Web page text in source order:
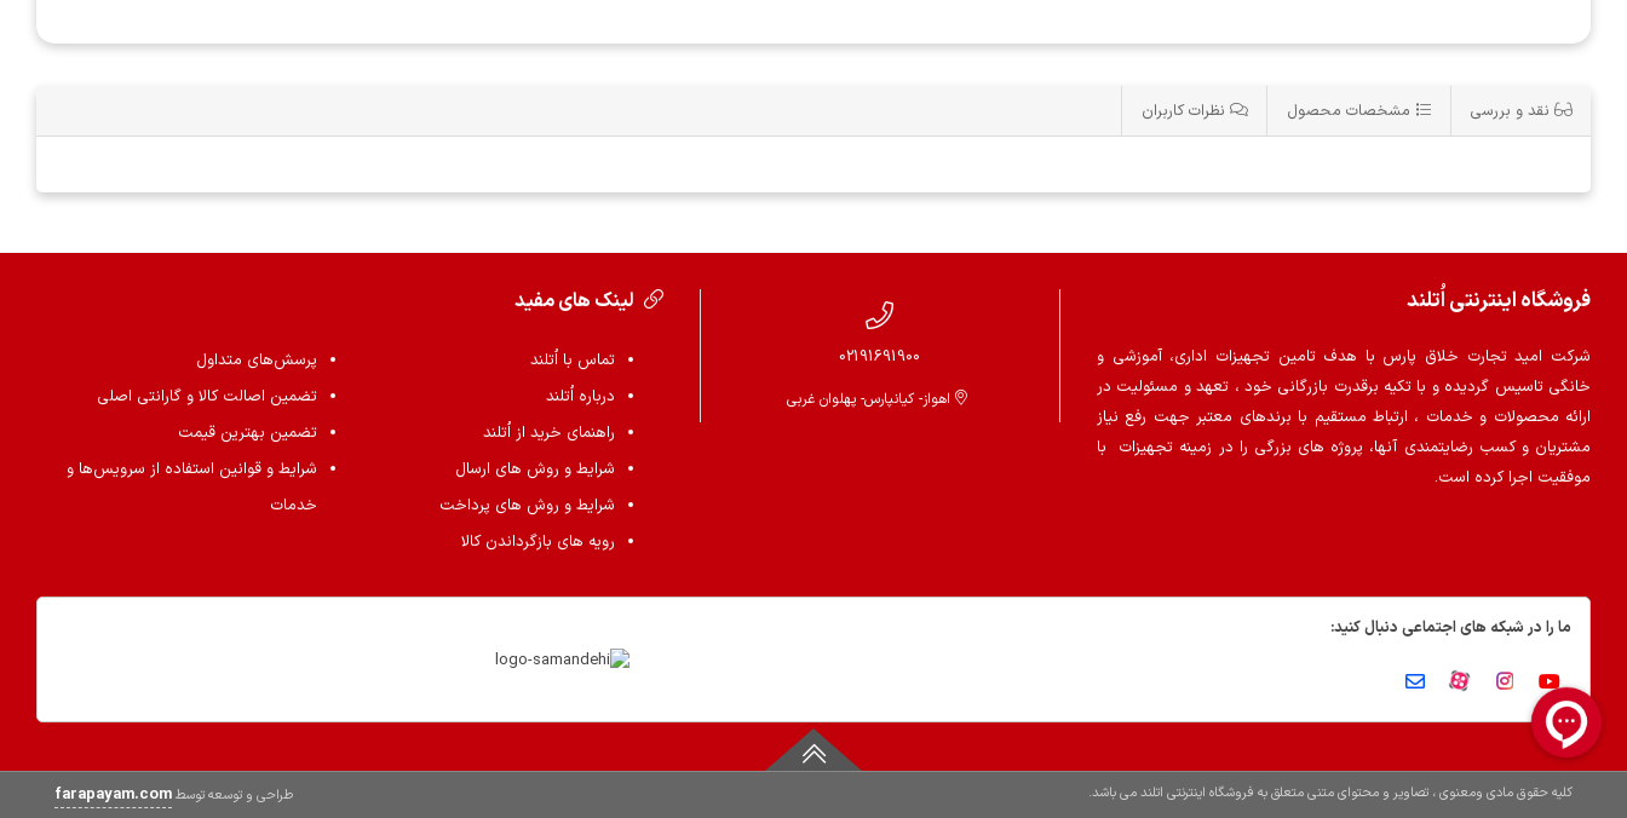
نقد و بررسی مشخصات محصول نظرات کاربران
فروشگاه اینترنتی اُتلند
شرکت امید تجارت خلاق پارس با هدف تامین تجهیزات اداری، آموزشی و
خانگی تاسیس گردیده و با تکیه برقدرت بازرگانی خود ، تعهد و مسئولیت در
ارائه محصولات و خدمات ، ارتباط مستقیم با برندهای معتبر جهت رفع نیاز
مشتریان و کسب رضایتمندی آنها، پروژه های بزرگی را در زمینه تجهیزات با
موفقیت اجرا کرده است.
02191691900
اهواز- کیانپارس- پهلوان غربی
لینک های مفید
تماس با اُتلند
درباره اُتلند
راهنمای خرید از اُتلند
شرایط و روش های ارسال
شرایط و روش های پرداخت
رویه های بازگرداندن کالا
پرسش‌های متداول
تضمین اصالت کالا و گارانتی اصلی
تضمین بهترین قیمت
شرایط و قوانین استفاده از سرویس‌ها و
خدمات
ما را در شبکه های اجتماعی دنبال کنید:
کلیه حقوق مادی ومعنوی ، تصاویر و محتوای متنی متعلق به فروشگاه اینترنتی اتلند می باشد. طراحی و توسعه توسطfarapayam.com